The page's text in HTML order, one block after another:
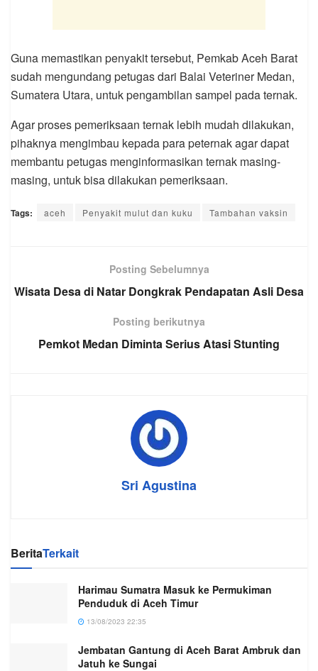
Guna memastikan penyakit tersebut, Pemkab Aceh Barat
sudah mengundang petugas dari Balai Veteriner Medan,
Sumatera Utara, untuk pengambilan sampel pada ternak.
Agar proses pemeriksaan ternak lebih mudah dilakukan,
pihaknya mengimbau kepada para peternak agar dapat
membantu petugas menginformasikan ternak masing-
masing, untuk bisa dilakukan pemeriksaan.
Tags: aceh Penyakit mulut dan kuku Tambahan vaksin
Posting Sebelumnya
Wisata Desa di Natar Dongkrak Pendapatan Asli Desa
Posting berikutnya
Pemkot Medan Diminta Serius Atasi Stunting
Sri Agustina
BeritaTerkait
Harimau Sumatra Masuk ke Permukiman
Penduduk di Aceh Timur
13/08/2023 22:35
Jembatan Gantung di Aceh Barat Ambruk dan
Jatuh ke Sungai